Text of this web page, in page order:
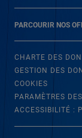
PARCOURIR NOS
CHARTE DES
GESTION DES
COOKIES
PARAMÈTRES
ACCESSIBILITÉ :